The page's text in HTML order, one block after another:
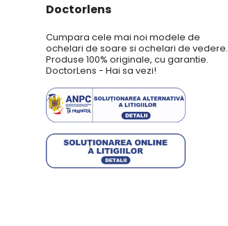
Doctorlens
Cumpara cele mai noi modele de
ochelari de soare si ochelari de vedere.
Produse 100% originale, cu garantie.
DoctorLens - Hai sa vezi!